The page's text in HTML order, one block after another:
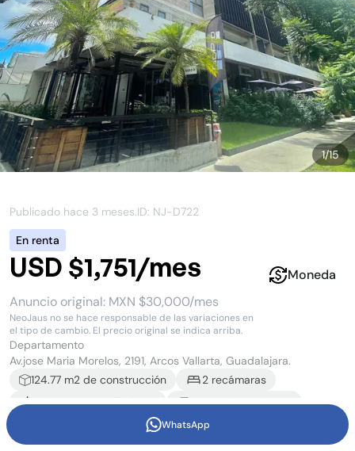
1/15
Publicado hace 3 meses.ID: NJ-D722
En renta
USD $1,751/mes
Anuncio original: MXN $30,000/mes
NeoJaus no se hace responsable de las variaciones en
el tipo de cambio. El precio original se indica arriba.
Moneda
Departamento
Av.jose Maria Morelos, 2191, Arcos Vallarta, Guadalajara.
124.77 m2 de construcción 2 recámaras
2bañosy1medio baño 2estacionamientos
WhatsApp